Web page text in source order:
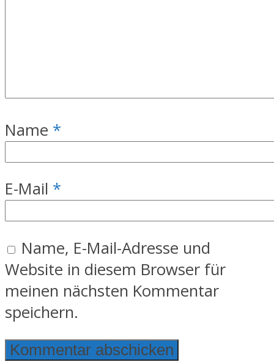
Name *
E-Mail *
Name, E-Mail-Adresse und
Website in diesem Browser für
meinen nächsten Kommentar
speichern.